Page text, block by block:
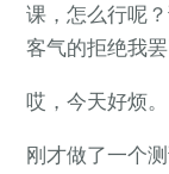
课，怎么行呢
客气的拒绝我罢
哎，今天好烦。
刚才做了一个